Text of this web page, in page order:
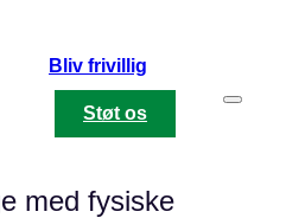
Bliv frivillig
Støt os
med fysiske